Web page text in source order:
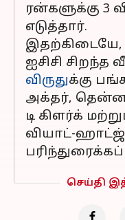
ரன்களுக்கு 3
எடுத்தார்.
இதற்கிடையே,
ஐசிசி
விருதுக்கு
அக்தர்,
டி கிளர்க்
வியாட்-
செய்தி